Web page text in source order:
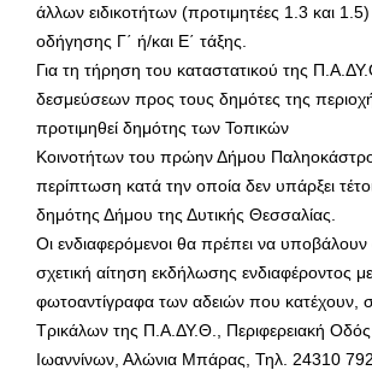
άλλων ειδικοτήτων (προτιμητέες 1.3 και
οδήγησης Γ΄ ή/και Ε΄ τάξης.
Για τη τήρηση του καταστατικού της
δεσμεύσεων προς τους δημότες της
προτιμηθεί δημότης των Τοπικών
Κοινοτήτων του πρώην Δήμου
περίπτωση κατά την οποία δεν υπάρξει
δημότης Δήμου της Δυτικής Θεσσαλίας.
Οι ενδιαφερόμενοι θα πρέπει να
σχετική αίτηση εκδήλωσης ενδιαφέροντος
φωτοαντίγραφα των αδειών που κατέχουν,
Τρικάλων της Π.Α.ΔΥ.Θ., Περιφερειακή
Ιωαννίνων, Αλώνια Μπάρας, Τηλ. 24310